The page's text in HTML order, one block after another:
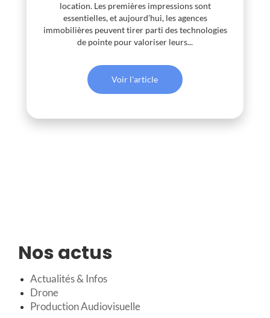
location. Les premières impressions sont
essentielles, et aujourd’hui, les agences
immobilières peuvent tirer parti des technologies
de pointe pour valoriser leurs...
Voir l'article
Nos actus
Actualités & Infos
Drone
Production Audiovisuelle